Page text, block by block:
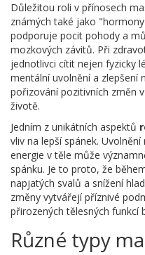
Důležitou roli v přínosech
známých také jako
podporuje pocit pohody a
mozkových závitů. Při
jednotlivci cítit nejen fyzicky
mentální uvolnění a zlepšení
pořizování pozitivních změn
životě.
Jedním z unikátních aspektů
vliv na lepší spánek.
energie v těle může
spánku. Je to proto, že
napjatých svalů a snížení
změny vytvářejí příznivé
přirozených tělesných funkcí
Různé typy